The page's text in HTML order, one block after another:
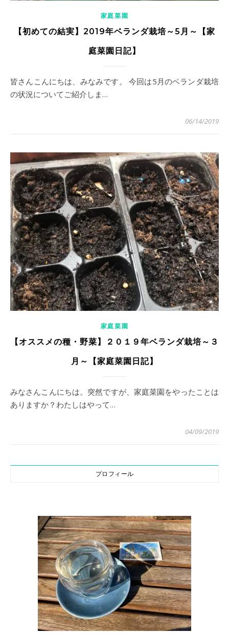
家庭菜園
【初めての結実】2019年ベランダ栽培～5月～【家
庭菜園日記】
皆さんこんにちは、みなみです。 今回は5月のベランダ栽培
の状況についてご紹介しま…
06/14/2019
家庭菜園
【オススメの種・野菜】２０１９年ベランダ栽培～３
月～【家庭菜園日記】
みなさんこんにちは。突然ですが、家庭菜園をやったことは
ありますか？わたしはやって…
04/09/2019
プロフィール